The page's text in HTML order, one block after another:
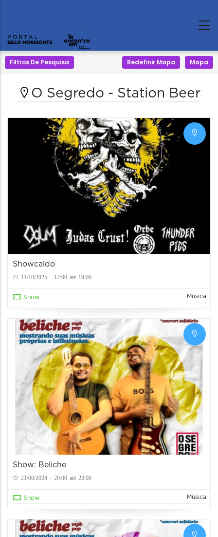
Filtros De Pesquisa Redefinir Mapa Mapa
O Segredo - Station Beer
Showcaldo
11/10/2025 - 12:00 até 19:00
Show Música
Show: Beliche
21/06/2024 - 20:00 até 23:00
Show Música